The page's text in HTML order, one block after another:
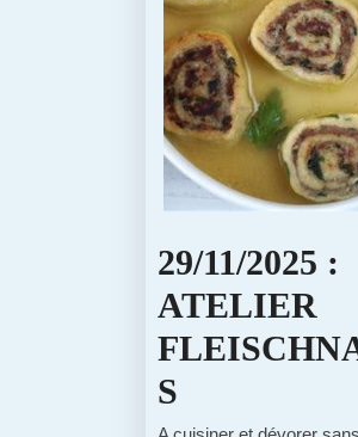
29/11/2025 :
ATELIER
S